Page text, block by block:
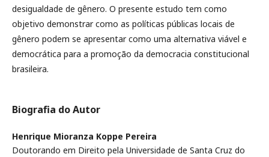
desigualdade de gênero. O presente estudo tem como
objetivo demonstrar como as políticas públicas locais de
gênero podem se apresentar como uma alternativa viável e
democrática para a promoção da democracia constitucional
brasileira.
Biografia do Autor
Henrique Mioranza Koppe Pereira
Doutorando em Direito pela Universidade de Santa Cruz do